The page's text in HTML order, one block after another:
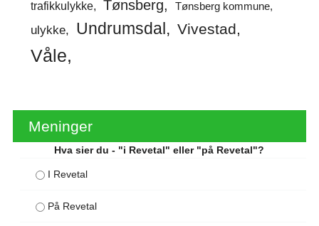
trafikkulykke Tønsberg Tønsberg kommune
ulykke Undrumsdal Vivestad
Våle
Meninger
Hva sier du - "i Revetal" eller "på Revetal"?
I Revetal
På Revetal